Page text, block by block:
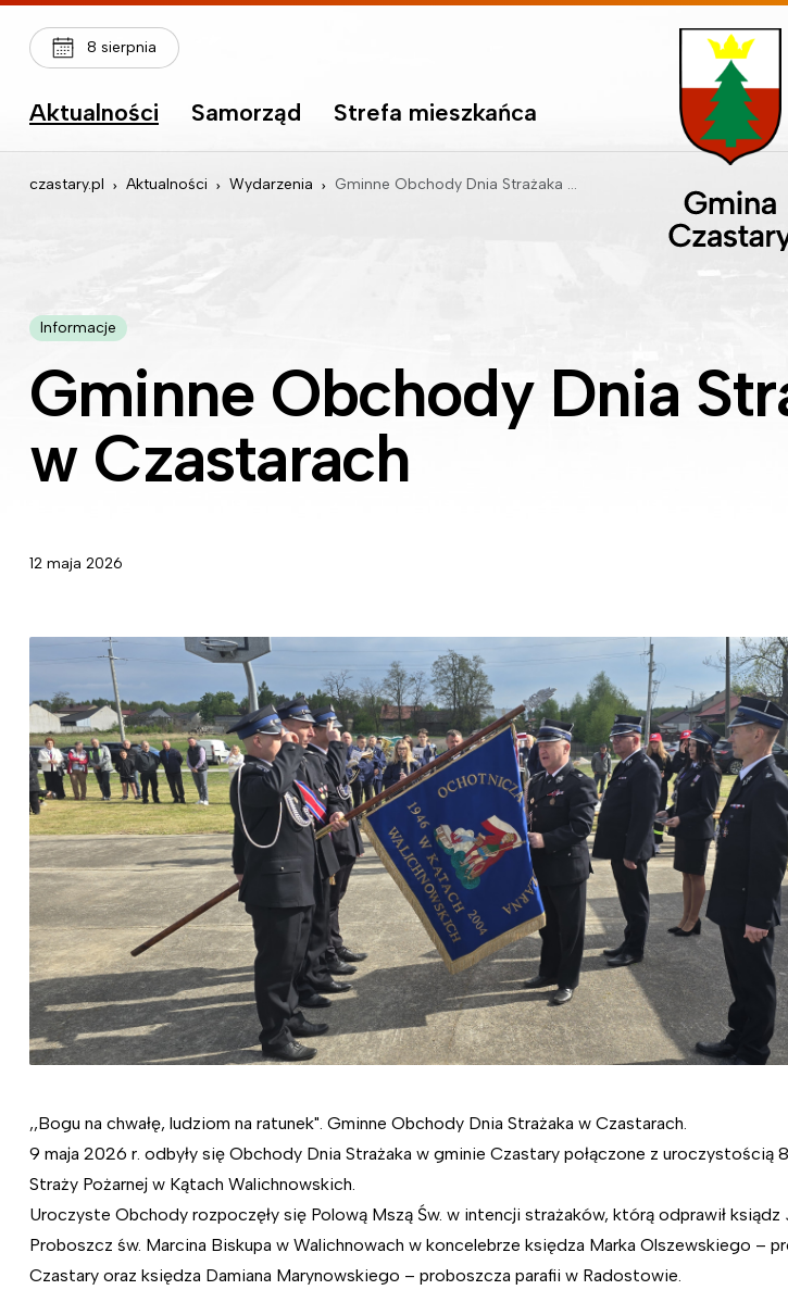
8 sierpnia
Aktualności Samorząd Strefa mieszkańca
czastary.pl Aktualności Wydarzenia Gminne Obchody Dnia Strażaka w Czastarach
Informacje
Gminne Obchody Dnia
w Czastarach
12 maja 2026
,,Bogu na chwałę, ludziom na ratunek". Gminne Obchody Dnia Strażaka w Czastarach.
9 maja 2026 r. odbyły się Obchody Dnia Strażaka w gminie Czastary połączone z
Straży Pożarnej w Kątach Walichnowskich.
Uroczyste Obchody rozpoczęły się Polową Mszą Św. w intencji strażaków, którą odprawił ksiądz
Proboszcz św. Marcina Biskupa w Walichnowach w koncelebrze księdza Marka Olszewskiego –
Czastary oraz księdza Damiana Marynowskiego – proboszcza parafii w Radostowie.